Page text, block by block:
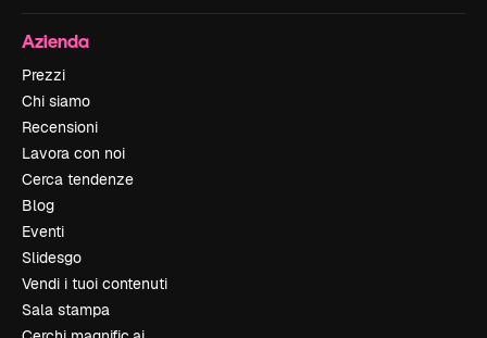
Azienda
Prezzi
Chi siamo
Recensioni
Lavora con noi
Cerca tendenze
Blog
Eventi
Slidesgo
Vendi i tuoi contenuti
Sala stampa